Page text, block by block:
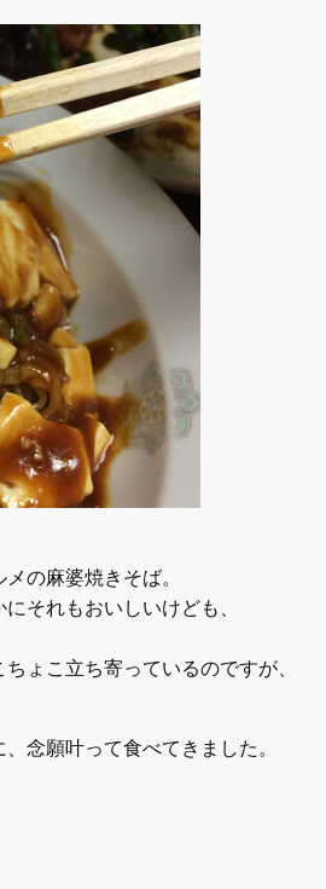
の麻婆焼きそば。
それもおいしいけども、
ょこ立ち寄っているのですが、
念願叶って食べてきました。